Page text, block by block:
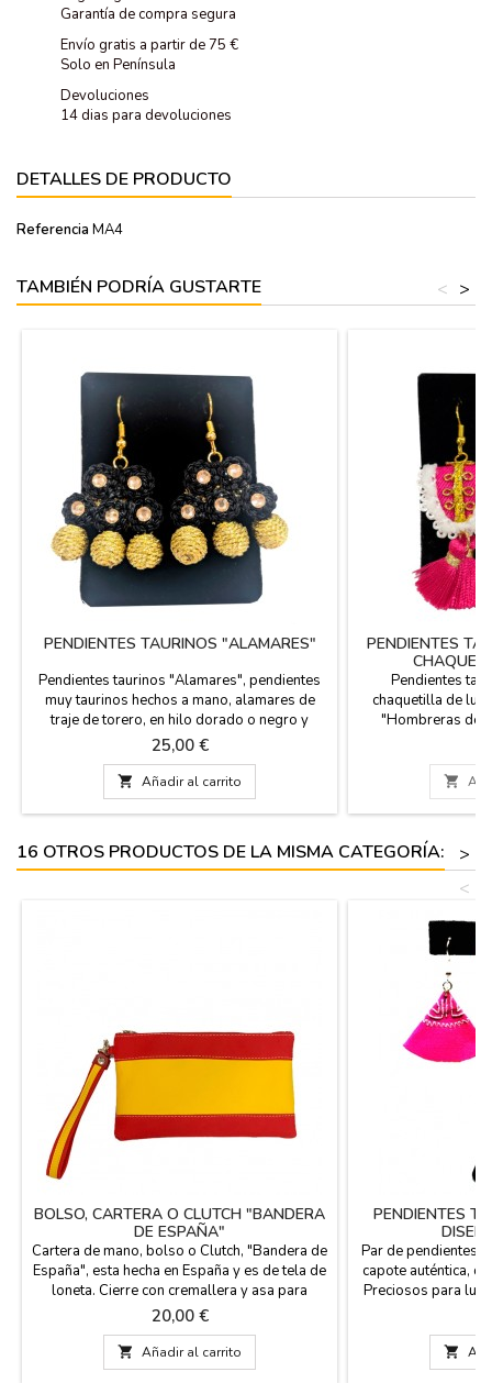
Garantía de compra segura
Envío gratis a partir de 75 €
Solo en Península
Devoluciones
14 dias para devoluciones
DETALLES DE PRODUCTO
Referencia MA4
TAMBIÉN PODRÍA GUSTARTE >
<
PENDIENTES TAURINOS "ALAMARES"
Pendientes taurinos "Alamares", pendientes
muy taurinos hechos a mano, alamares de
traje de torero, en hilo dorado o negro y
plata, cinco modelos elegantes para tus
fiestas taurinas. Llevan gancho
hipoalergénico para agujero en oreja.
Medidas: 4 cm. de largo y 2,7 cm. de ancho.
Precio
25,00 €
 Añadir al carrito
PENDIENTES
Pendientes
chaquetilla de
"Hombreras de
de la sastrería
miniaturizada y
un traje de luces,
el brillo que se

16 OTROS PRODUCTOS DE LA MISMA CATEGORÍA:
>
<
BOLSO, CARTERA O CLUTCH "BANDERA
DE ESPAÑA"
Cartera de mano, bolso o Clutch, "Bandera de
España", esta hecha en España y es de tela de
loneta. Cierre con cremallera y asa para
llevarla de la mano. Bolsillo trasero con
cremallera, interior de forro. Gran capacidad.
Medidas: 26 cm x 16 cm y asa larga de 22
cm.
Precio
20,00 €
 Añadir al carrito
PENDIENTES
Par de pendientes
capote auténtica,
Preciosos para
gancho para el
cm
